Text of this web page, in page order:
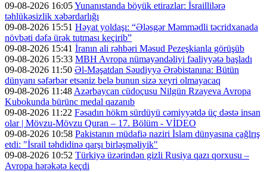
09-08-2026 16:05Yunanıstanda böyük etirazlar: İsraillilərə
təhlükəsizlik xəbərdarlığı
09-08-2026 15:51 Həyat yoldaşı: “Ələsgər Məmmədli təcridxanada
növbəti dəfə ürək tutması keçirib”
09-08-2026 15:41 İranın ali rəhbəri Məsud Pezeşkianla görüşüb
09-08-2026 15:33 MBH Avropa nümayəndəliyi fəaliyyətə başladı
09-08-2026 11:50 Əl-Məşatdan Səudiyyə Ərəbistanına: Bütün
dünyanı səfərbər etsəniz belə bunun sizə xeyri olmayacaq
09-08-2026 11:48 Azərbaycan cüdoçusu Nilgün Rzayeva Avropa
Kubokunda bürünc medal qazanıb
09-08-2026 11:22 Fəsadın hökm sürdüyü cəmiyyətdə üç dəstə insan
olar | Mövzu-Mövzu Quran – 17. Bölüm - VİDEO
09-08-2026 10:58 Pakistanın müdafiə naziri İslam dünyasına çağlrış
etdi: "İsrail təhdidinə qarşı birləşməliyik"
09-08-2026 10:52 Türkiyə üzərindən gizli Rusiya qazı qorxusu –
Avropa hərəkətə keçdi